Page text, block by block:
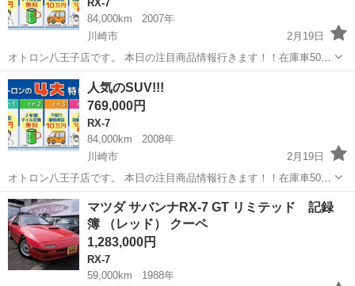
RX-7
84,000km
2007年
川崎市
2月19日
オトロン八王子店です。 本日の注目商品情報行きます！！在庫車500
台以上！ 現在下取りキャンペーンも開催中 下取り最低保証！どんな車
でも普通車10万円(^^♪ ⭐️マツダ ＣＸ－７ ２ＷＤ ベースグレード
⭐...
神奈川 川崎市 RX-7
人気のSUV!!!
769,000円
RX-7
84,000km
2008年
川崎市
2月19日
オトロン八王子店です。 本日の注目商品情報行きます！！在庫車500
台以上！ 現在下取りキャンペーンも開催中 下取り最低保証！どんな車
でも普通車10万円(^^♪ ⭐️マツダ ＣＸ－７ ２ＷＤ ベースグレード⭐️...
神奈川 川崎市 RX-7 SUV
マツダ サバンナRX-7 GT リミテッド 記録
簿 （レッド） クーペ
1,283,000円
RX-7
59,000km
1988年